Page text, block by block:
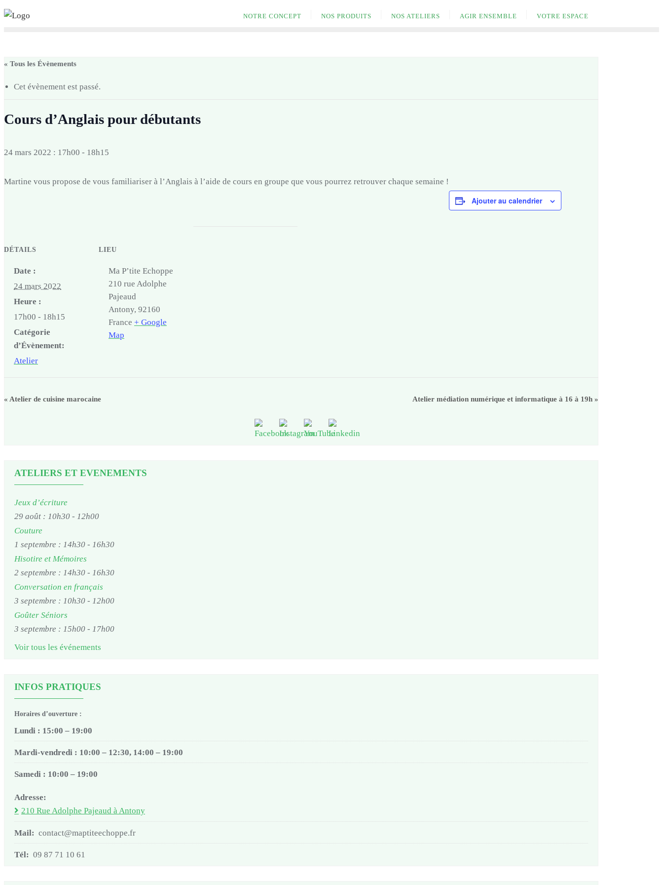
Skip
NOTRE CONCEPT NOS PRODUITS NOS ATELIERS AGIR ENSEMBLE VOTRE ESPACE
« Tous les Évènements
Cet évènement est passé.
Cours d’Anglais pour débutants
24 mars 2022 : 17h00 - 18h15
Martine vous propose de vous familiariser à l’Anglais à l’aide de cours en groupe que vous pourrez retrouver chaque semaine !
Ajouter au calendrier
DÉTAILS
Date :
24 mars 2022
Heure :
17h00 - 18h15
Catégorie
d’Évènement:
Atelier
LIEU
Ma P’tite Echoppe
210 rue Adolphe
Pajeaud
Antony, 92160
France + Google
Map
« Atelier de cuisine marocaine Atelier médiation numérique et informatique à 16 à 19h »
ATELIERS ET EVENEMENTS
Jeux d’écriture
29 août : 10h30 - 12h00
Couture
1 septembre : 14h30 - 16h30
Hisotire et Mémoires
2 septembre : 14h30 - 16h30
Conversation en français
3 septembre : 10h30 - 12h00
Goûter Séniors
3 septembre : 15h00 - 17h00
Voir tous les événements
INFOS PRATIQUES
Horaires d’ouverture :
Lundi : 15:00 – 19:00
Mardi-vendredi : 10:00 – 12:30, 14:00 – 19:00
Samedi : 10:00 – 19:00
Adresse:
210 Rue Adolphe Pajeaud à Antony
Mail: contact@maptiteechoppe.fr
Tél: 09 87 71 10 61